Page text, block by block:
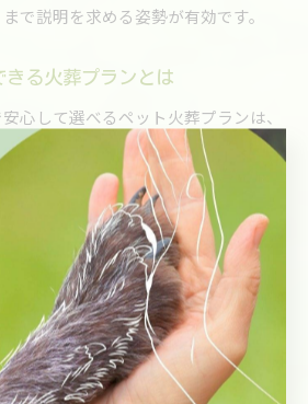
で説明を求める姿勢が有効です。
る火葬プランとは
心して選べるペット火葬プランは、
ート内容の充実がポイントです。ペッ
に、全プランに骨壺・骨袋が含まれ
心配が少なく、安心して依頼できま
わせて個別火葬や立ち会い火葬、納
対応が可能な業者を選ぶことで、心
れます。火葬後の遺骨の扱いや供養
選ぶことで、後悔のない見送りが実